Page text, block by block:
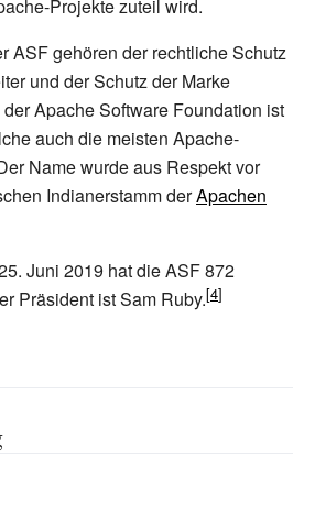
Projekte zuteil wird.
ASF gehören der rechtliche Schutz
und der Schutz der Marke
der Apache Software Foundation ist
auch die meisten Apache-
Name wurde aus Respekt vor
Indianerstamm derApachen
Juni 2019 hat die ASF 872
Präsident ist Sam Ruby.